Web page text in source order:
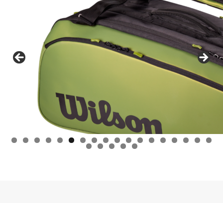
0 1 2 3 4 5 6 7 8
9 0 1 2 3